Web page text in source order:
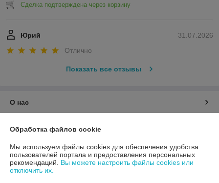
Сделка подтверждена через корзину
31.07.2026
Юрий
Отлично
Показать все отзывы
О нас
Контакты
Доставка и оплата
График работы
Обработка файлов cookie
Мы используем файлы cookies для обеспечения удобства
пользователей портала и предоставления персональных
рекомендаций. Вы можете настроить файлы cookies или
отключить их.